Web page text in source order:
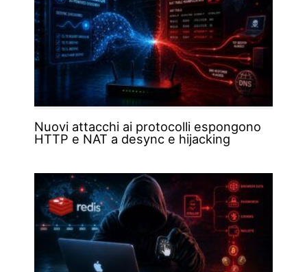
Nuovi attacchi ai protocolli espongono
HTTP e NAT a desync e hijacking